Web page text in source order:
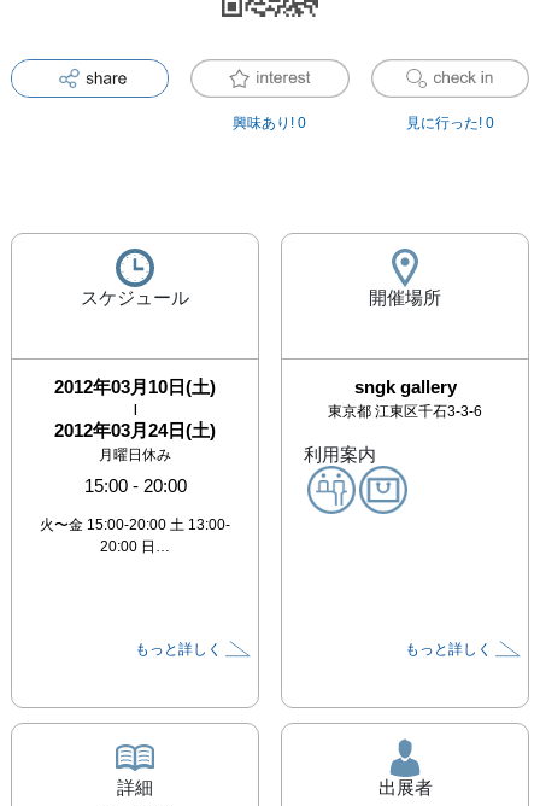
興味あり! 0 見に行った! 0
スケジュール
2012年03月10日(土)
|
2012年03月24日(土)
月曜日休み
15:00- 20:00
火〜金 15:00-20:00 土 13:00-
20:00 日…
もっと詳しく
開催場所
sngk gallery
東京都 江東区千石3-3-6
利用案内
もっと詳しく
詳細 出展者